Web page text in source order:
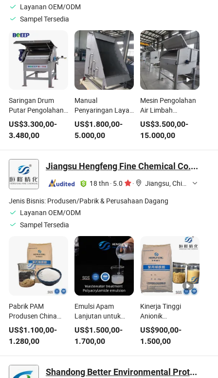
Layanan OEM/ODM
Sampel Tersedia
Saringan Drum
Putar Pengolahan
Air Limbah
Pemisah Padatan
Cair CE/ISO/SGS
US$3.300,00-
3.480,00
Manual
Penyaringan Layar
Statik Pra-
pengolahan
Pengolahan Air
Limbah
US$1.800,00-
5.000,00
Mesin Pengolahan
Air Limbah
Penyaringan Drum
Putar Eksternal
Otomatis Berjalan
Terus-Menerus
US$3.500,00-
15.000,00
Jiangsu Hengfeng Fine Chemical Co., Ltd
18 thn · 5.0 ·
Jiangsu, China
Jenis Bisnis: Produsen/Pabrik & Perusahaan Dagang
Layanan OEM/ODM
Sampel Tersedia
Pabrik PAM
Produsen China
Pabrik Air
Poliakrilamida
untuk Pengolahan
Air Limbah
US$1.100,00-
1.280,00
Emulsi Apam
Lanjutan untuk
Solusi Pengolahan
Air Limbah yang
Dioptimalkan
US$1.500,00-
1.700,00
Kinerja Tinggi
Anionik
Poliakrilamida
untuk Solusi
Pengolahan Air
Limbah
US$900,00-
1.500,00
Shandong Better Environmental Protection Technology Co., Ltd.